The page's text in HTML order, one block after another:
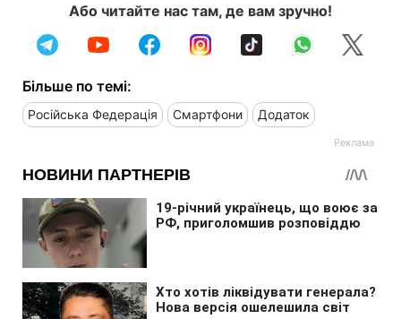
Або читайте нас там, де вам зручно!
Більше по темі:
Російська Федерація Смартфони Додаток